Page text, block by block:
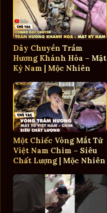
Dây Chuyền Trầm
Hương Khánh Hòa – Mặt
Kỳ Nam | Mộc Nhiên
Một Chiếc Vòng Mắt Tử
Việt Nam Chìm – Siêu
Chất Lượng | Mộc Nhiên